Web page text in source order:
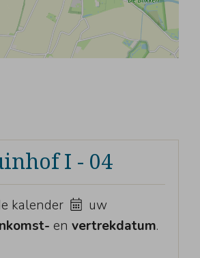
I - 04
kalender
uw
envertrekdatum.